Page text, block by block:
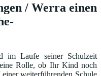
/ Werra einen
Laufe seiner Schulzeit
Rolle, ob Ihr Kind noch